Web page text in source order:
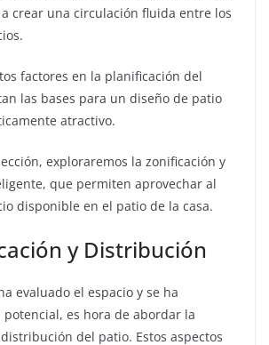
crear una circulación fluida entre los
factores en la planificación del
las bases para un diseño de patio
atractivo.
exploraremos la zonificación y
que permiten aprovechar al
disponible en el patio de la casa.
y Distribución
evaluado el espacio y se ha
es hora de abordar la
del patio. Estos aspectos